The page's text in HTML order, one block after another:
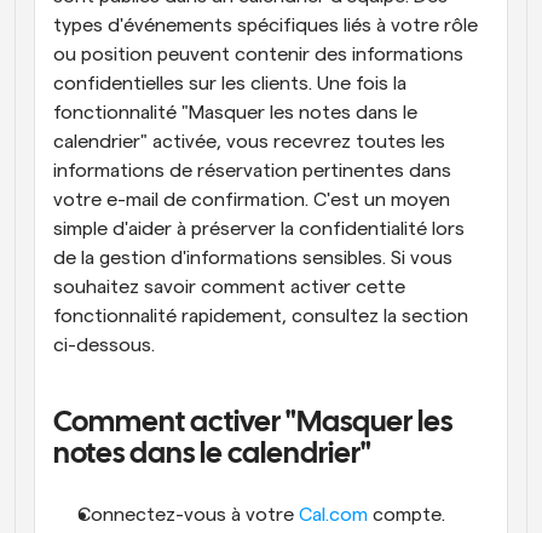
types d'événements spécifiques liés à votre rôle
ou position peuvent contenir des informations
confidentielles sur les clients. Une fois la
fonctionnalité "Masquer les notes dans le
calendrier" activée, vous recevrez toutes les
informations de réservation pertinentes dans
votre e-mail de confirmation. C'est un moyen
simple d'aider à préserver la confidentialité lors
de la gestion d'informations sensibles. Si vous
souhaitez savoir comment activer cette
fonctionnalité rapidement, consultez la section
ci-dessous.
Comment activer "Masquer les
notes dans le calendrier"
Connectez-vous à votre Cal.com compte.